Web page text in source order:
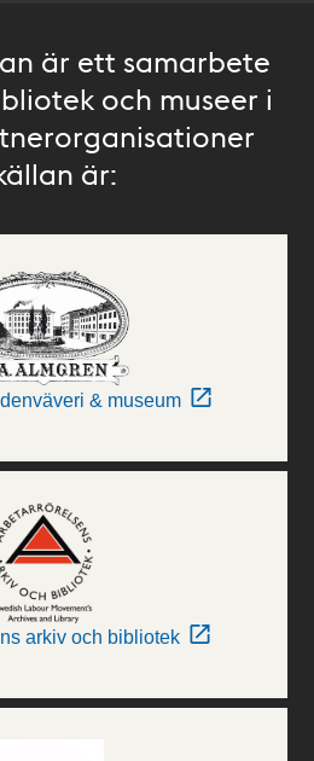
är ett samarbete
och museer i
är:
& museum
arkiv och bibliotek